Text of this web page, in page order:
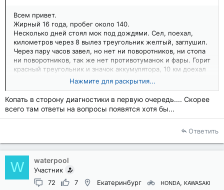
Всем привет.
Жирный 16 года, пробег около 140.
Несколько дней стоял мок под дождями. Сел, поехал,
километров через 8 вылез треугольник желтый, заглушил.
Через пару часов завел, но нет ни поворотников, ни стопа
ни поворотников, так же нет противотуманок и фары. Горит
красный треугольник и значок аккумулятора, 10 км доехал
На следующий день завелся, все ок, все горит, но пока
Доехал до гаража, аккумулятор зарядил, он новый (первый
сезон), но больше ни горит ни чего, мот заводится,
Куда копать ?
Нажмите для раскрытия...
Копать в сторону диагностики в первую очередь.... Скорее
всего там ответы на вопросы появятся хотя бы...
Ответить
W waterpool
Участник
72
7 Екатеринбург HONDA
KAWASAKI